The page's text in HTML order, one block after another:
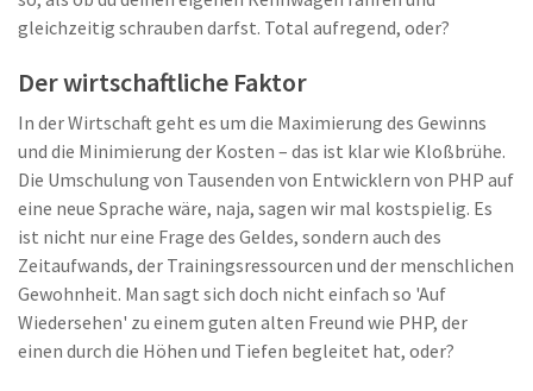
gleichzeitig schrauben darfst. Total aufregend, oder?
Der wirtschaftliche Faktor
In der Wirtschaft geht es um die Maximierung des Gewinns
und die Minimierung der Kosten – das ist klar wie Kloßbrühe.
Die Umschulung von Tausenden von Entwicklern von PHP auf
eine neue Sprache wäre, naja, sagen wir mal kostspielig. Es
ist nicht nur eine Frage des Geldes, sondern auch des
Zeitaufwands, der Trainingsressourcen und der menschlichen
Gewohnheit. Man sagt sich doch nicht einfach so 'Auf
Wiedersehen' zu einem guten alten Freund wie PHP, der
einen durch die Höhen und Tiefen begleitet hat, oder?